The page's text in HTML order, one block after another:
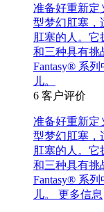
准备好重新定
型梦幻肛塞，
肛塞的人。
和三种具有挑
Fantasy® 系列
儿。
6 客户评价
准备好重新定
型梦幻肛塞，
肛塞的人。
和三种具有挑
Fantasy® 系列
儿。 更多信息